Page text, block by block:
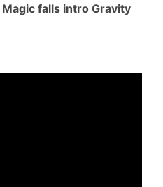
Magic falls intro Gravity